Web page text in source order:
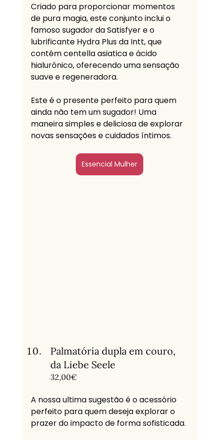
Criado para proporcionar momentos
de pura magia, este conjunto inclui o
famoso sugador da Satisfyer e o
lubrificante Hydra Plus da Intt, que
contém centella asiatica e ácido
hialurônico, oferecendo uma sensação
suave e regeneradora.
Este é o presente perfeito para quem
ainda não tem um sugador! Uma
maneira simples e deliciosa de explorar
novas sensações e cuidados íntimos.
Essencial Mulher
Palmatória dupla em couro,
da Liebe Seele
32,00€
A nossa ultima sugestão é o acessório
perfeito para quem deseja explorar o
prazer do impacto de forma sofisticada.